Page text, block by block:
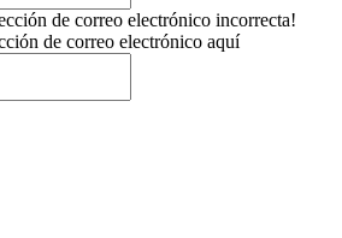
de correo electrónico incorrecta!
de correo electrónico aquí